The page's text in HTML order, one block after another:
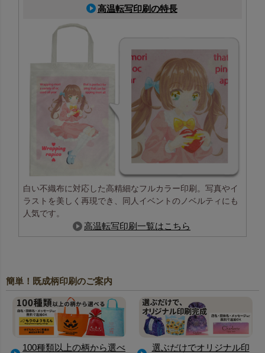
高温転写印刷の特長
白い不織布に対応した高精細なフルカラー印刷。写真やイ
ラストを美しく再現でき、同人イベントのノベルティにも
人気です。
高温転写印刷一覧はこちら
簡単！既成柄印刷のご案内
100種類以上の柄から選べ
選ぶだけでオリジナル印